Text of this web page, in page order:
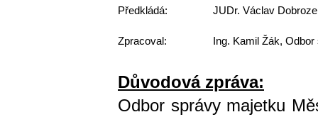
Předkládá: JUDr. Václav
Zpracoval: Ing. Kamil Žák,
Důvodová zpráva:
Odbor správy majetku